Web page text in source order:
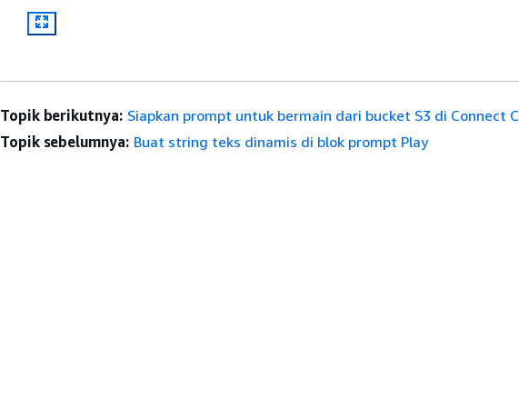
Topik berikutnya: Siapkan prompt untuk bermain dari bucket S3 di Connect
Topik sebelumnya: Buat string teks dinamis di blok prompt Play